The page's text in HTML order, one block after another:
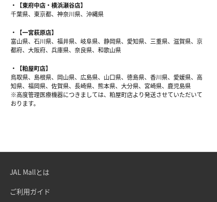
【東府中店・横浜瀬谷店】
千葉県、東京都、神奈川県、沖縄県
【一宮萩原店】
富山県、石川県、福井県、岐阜県、静岡県、愛知県、三重県、滋賀県、京
都府、大阪府、兵庫県、奈良県、和歌山県
【粕屋町店】
鳥取県、島根県、岡山県、広島県、山口県、徳島県、香川県、愛媛県、高
知県、福岡県、佐賀県、長崎県、熊本県、大分県、宮崎県、鹿児島県
※高度管理医療機器につきましては、粕屋町店より発送させていただいて
おります。
JAL Mallとは
ご利用ガイド